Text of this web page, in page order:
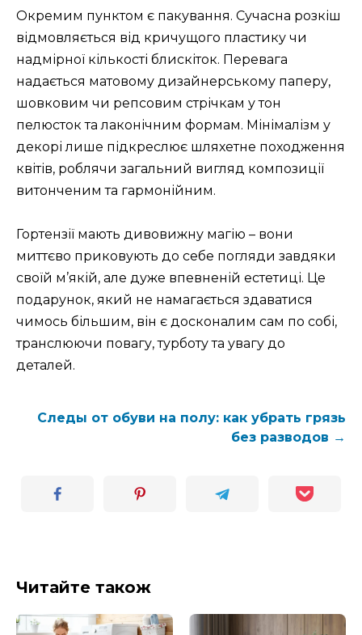
Окремим пунктом є пакування. Сучасна розкіш
відмовляється від кричущого пластику чи
надмірної кількості блискіток. Перевага
надається матовому дизайнерському паперу,
шовковим чи репсовим стрічкам у тон
пелюсток та лаконічним формам. Мінімалізм у
декорі лише підкреслює шляхетне походження
квітів, роблячи загальний вигляд композиції
витонченим та гармонійним.
Гортензії мають дивовижну магію – вони
миттєво приковують до себе погляди завдяки
своїй м’якій, але дуже впевненій естетиці. Це
подарунок, який не намагається здаватися
чимось більшим, він є досконалим сам по собі,
транслюючи повагу, турботу та увагу до
деталей.
Следы от обуви на полу: как убрать грязь
без разводов →
Читайте також